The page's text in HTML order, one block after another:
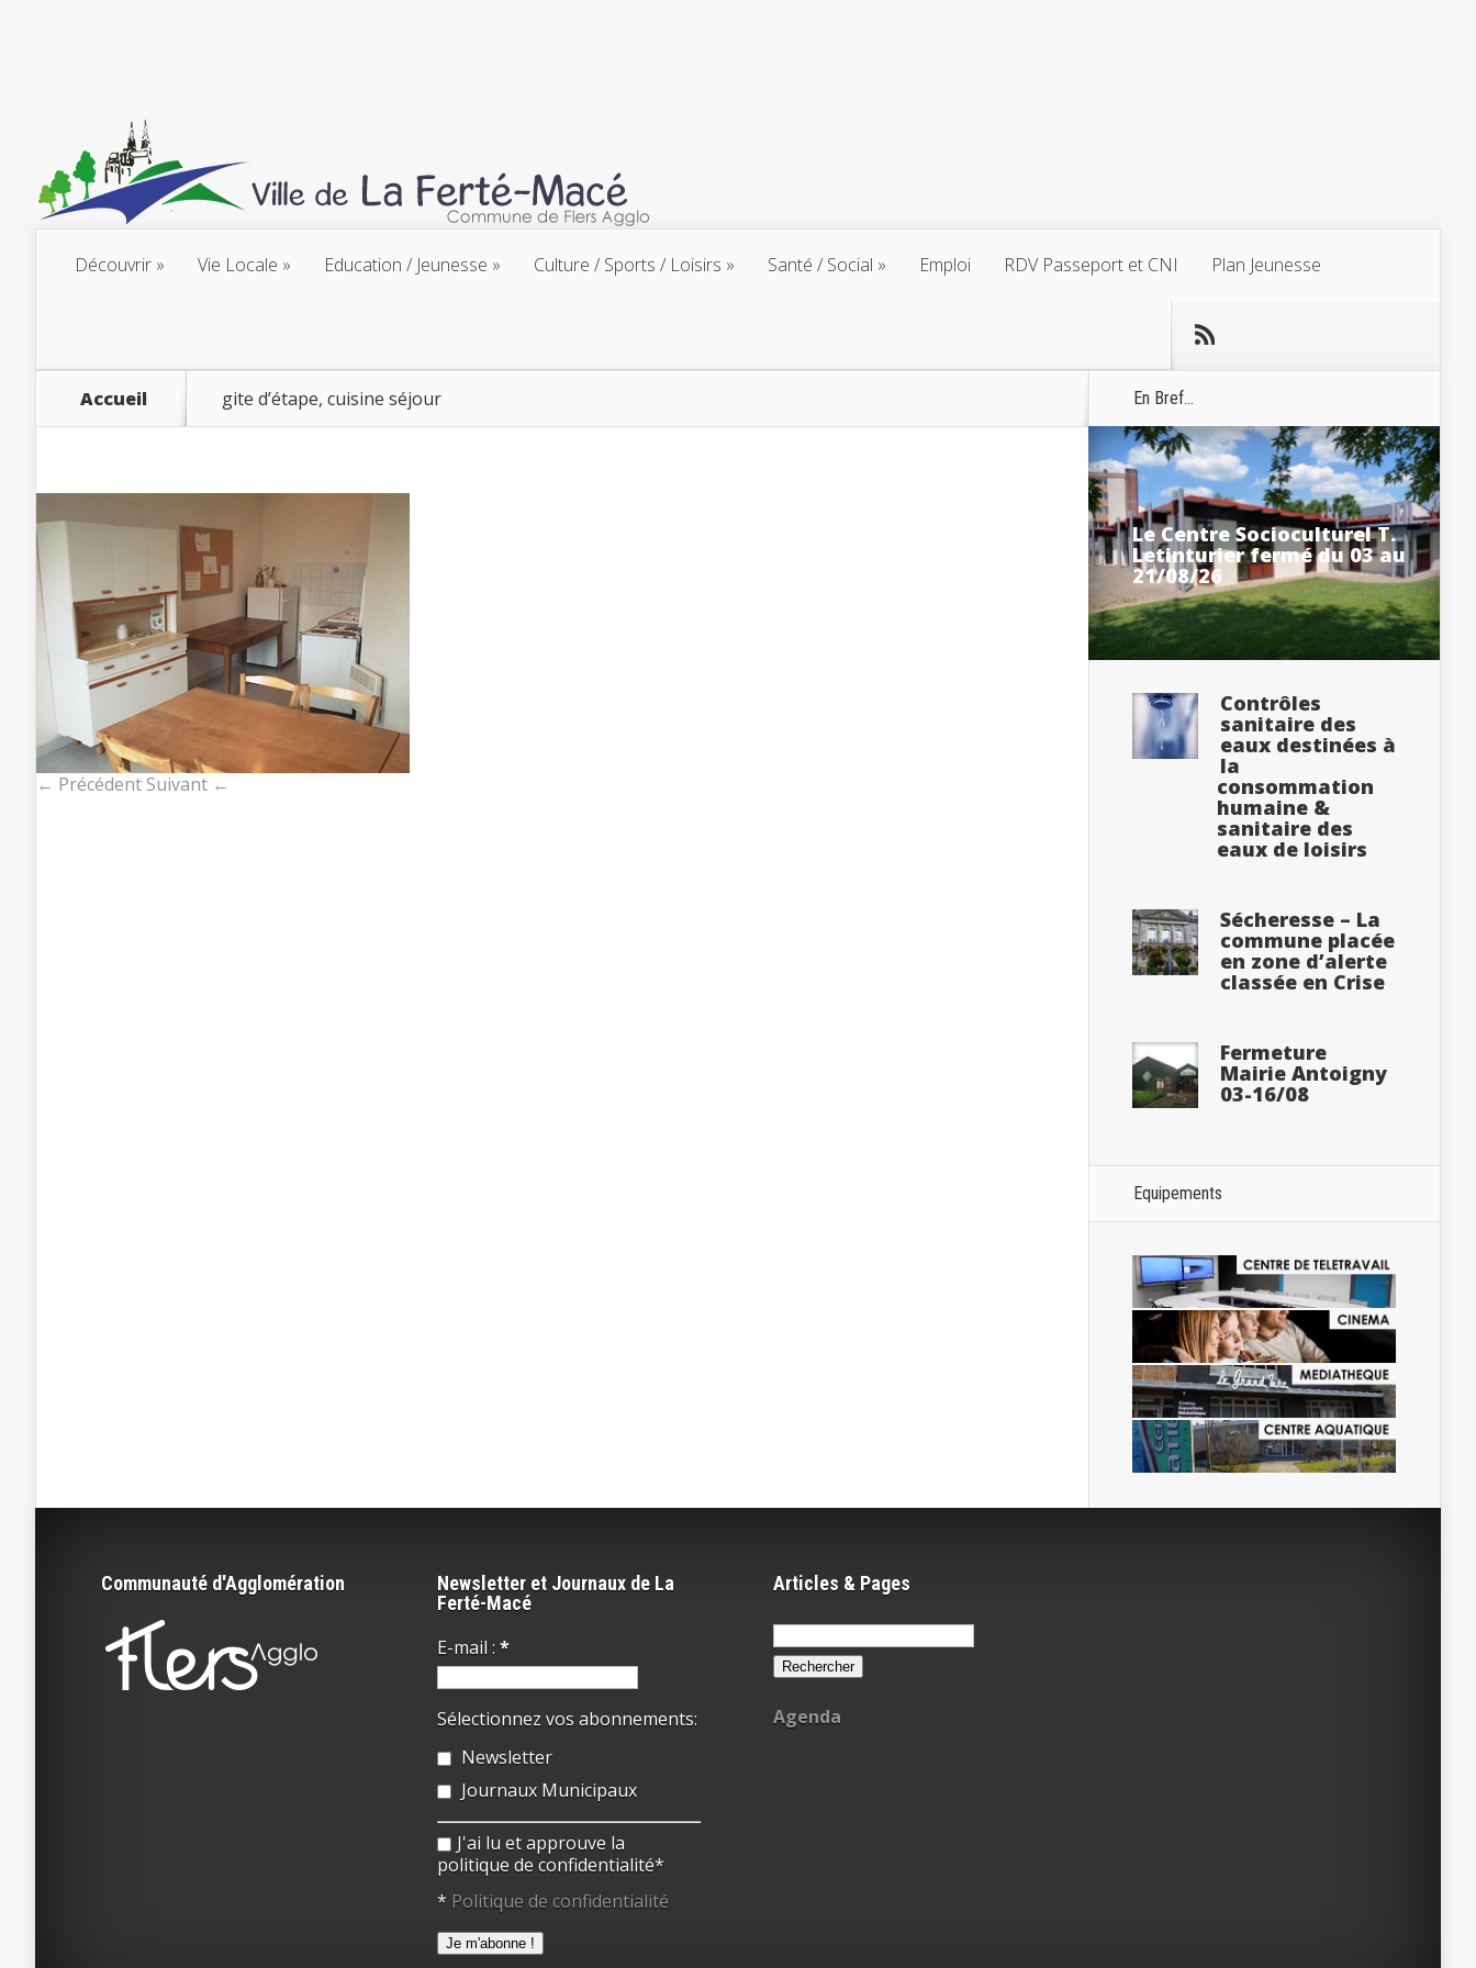
Découvrir Vie Locale Education / Jeunesse Culture / Sports / Loisirs Santé / Social Emploi RDV Passeport et CNI Plan Jeunesse
Accueil gite d’étape, cuisine séjour
← Précédent Suivant ←
En Bref...
Le Centre Socioculturel T.
Letinturier fermé du 03 au
21/08/26
Contrôles
sanitaire des
eaux destinées à
la
consommation
humaine &
sanitaire des
eaux de loisirs
Sécheresse – La
commune placée
en zone d’alerte
classée en Crise
Fermeture
Mairie Antoigny
03-16/08
Equipements
Communauté d'Agglomération
Newsletter et Journaux de La
Ferté-Macé
E-mail : *
Sélectionnez vos abonnements:
Newsletter
Journaux Municipaux
J'ai lu et approuve la
politique de confidentialité*
* Politique de confidentialité
Articles & Pages
Rechercher :
Agenda